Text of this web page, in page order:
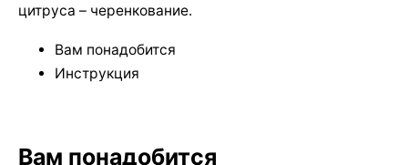
цитруса – черенкование.
Вам понадобится
Инструкция
Вам понадобится